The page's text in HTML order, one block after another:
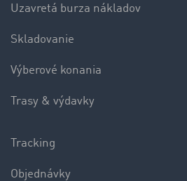
Uzavretá burza nákladov
Skladovanie
Výberové konania
Trasy & výdavky
Tracking
Objednávky